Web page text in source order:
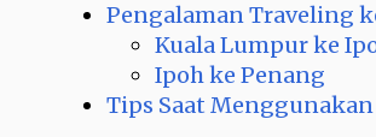
Pengalaman Traveling
Kuala Lumpur ke
Ipoh ke Penang
Tips Saat